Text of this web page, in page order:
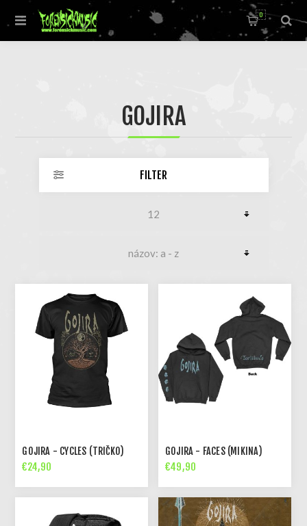
0
GOJIRA
FILTER
GOJIRA - CYCLES (TRIČKO)
€24,90
GOJIRA - FACES (MIKINA)
€49,90